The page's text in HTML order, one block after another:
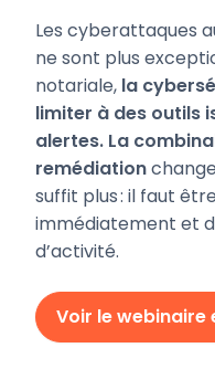
Les cyberattaques
ne sont plus
notariale, la
limiter à des outils
alertes. La
remédiation
suffit plus : il faut
immédiatement et
d’activité.
Voir le webinaire